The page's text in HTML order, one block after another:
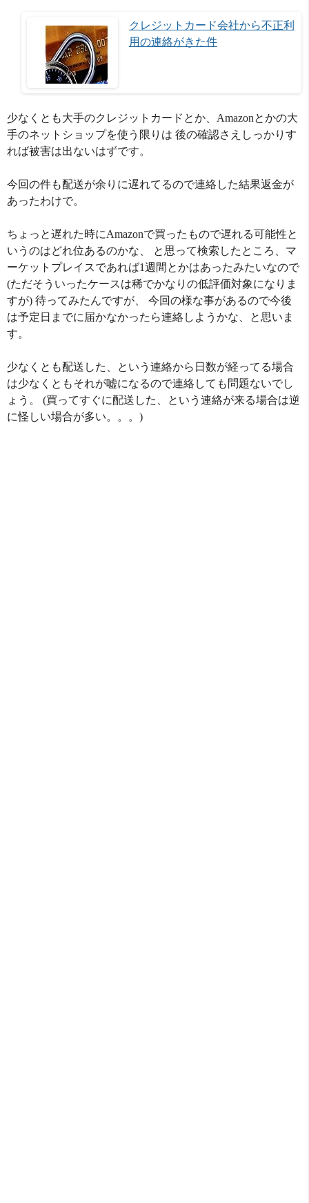
クレジットカード会社から不正利
用の連絡がきた件
少なくとも大手のクレジットカードとか、Amazonとかの大
手のネットショップを使う限りは 後の確認さえしっかりす
れば被害は出ないはずです。
今回の件も配送が余りに遅れてるので連絡した結果返金が
あったわけで。
ちょっと遅れた時にAmazonで買ったもので遅れる可能性と
いうのはどれ位あるのかな、 と思って検索したところ、マ
ーケットプレイスであれば1週間とかはあったみたいなので
(ただそういったケースは稀でかなりの低評価対象になりま
すが) 待ってみたんですが、 今回の様な事があるので今後
は予定日までに届かなかったら連絡しようかな、と思いま
す。
少なくとも配送した、という連絡から日数が経ってる場合
は少なくともそれが嘘になるので連絡しても問題ないでし
ょう。 (買ってすぐに配送した、という連絡が来る場合は逆
に怪しい場合が多い。。。)